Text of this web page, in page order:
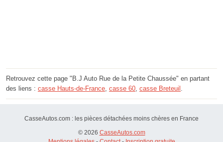
Retrouvez cette page "B.J Auto Rue de la Petite Chaussée" en partant
des liens : casse Hauts-de-France, casse 60, casse Breteuil .
CasseAutos.com : les pièces détachées moins chères en France
© 2026 CasseAutos.com